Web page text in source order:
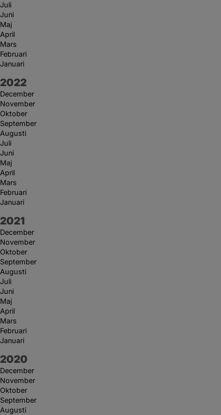
Juli
Juni
Maj
April
Mars
Februari
Januari
År:
2022
December
November
Oktober
September
Augusti
Juli
Juni
Maj
April
Mars
Februari
Januari
År:
2021
December
November
Oktober
September
Augusti
Juli
Juni
Maj
April
Mars
Februari
Januari
År:
2020
December
November
Oktober
September
Augusti